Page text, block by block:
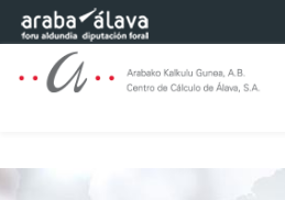
Saltar al contenido principal